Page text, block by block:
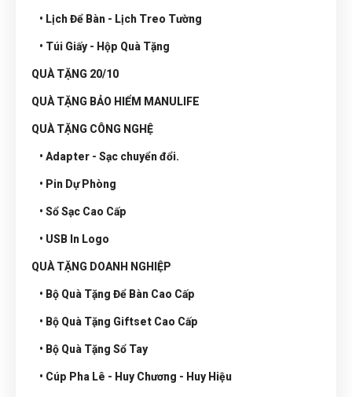
• Lịch Để Bàn - Lịch Treo Tường
• Túi Giấy - Hộp Quà Tặng
QUÀ TẶNG 20/10
QUÀ TẶNG BẢO HIỂM MANULIFE
QUÀ TẶNG CÔNG NGHỆ
• Adapter - Sạc chuyển đổi.
• Pin Dự Phòng
• Sổ Sạc Cao Cấp
• USB In Logo
QUÀ TẶNG DOANH NGHIỆP
• Bộ Quà Tặng Để Bàn Cao Cấp
• Bộ Quà Tặng Giftset Cao Cấp
• Bộ Quà Tặng Sổ Tay
• Cúp Pha Lê - Huy Chương - Huy Hiệu